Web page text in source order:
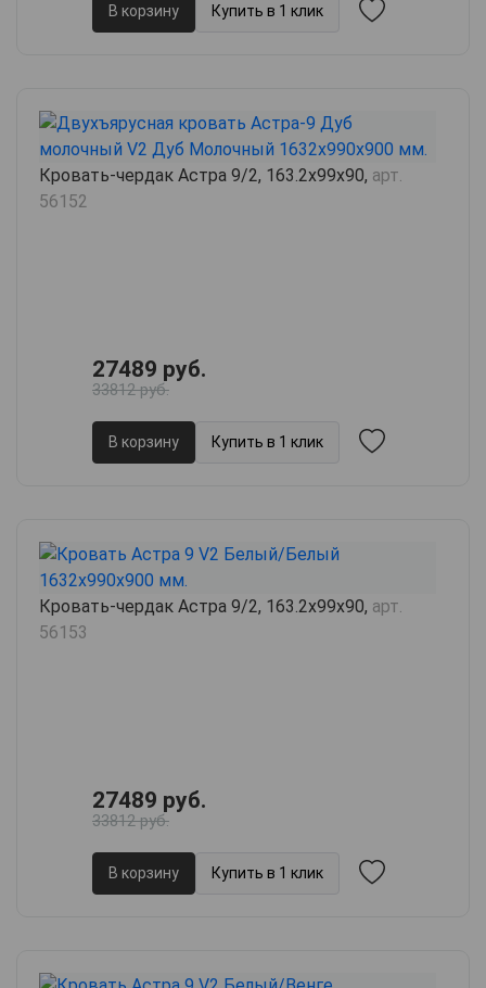
В корзину Купить в 1 клик
Кровать-чердак Астра 9/2, 163.2х99х90, арт.
56152
27489 руб.
33812 руб.
В корзину Купить в 1 клик
Кровать-чердак Астра 9/2, 163.2х99х90, арт.
56153
27489 руб.
33812 руб.
В корзину Купить в 1 клик